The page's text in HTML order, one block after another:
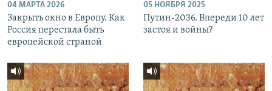
04 МАРТА 2026
Закрыть окно в Европу. Как
Россия перестала быть
европейской страной
05 НОЯБРЯ 2025
Путин-2036. Впереди 10 лет
застоя и войны?